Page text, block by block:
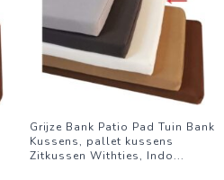
Grijze Bank Patio Pad Tuin Bank
Kussens, pallet kussens
Zitkussen Withties, Indo...